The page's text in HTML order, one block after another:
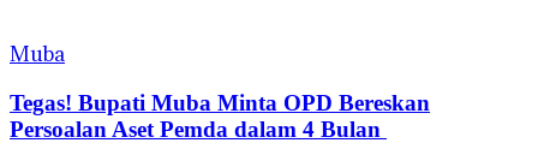
Muba
Tegas! Bupati Muba Minta OPD Bereskan
Persoalan Aset Pemda dalam 4 Bulan